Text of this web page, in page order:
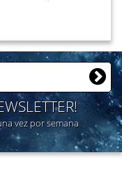
vez por semana